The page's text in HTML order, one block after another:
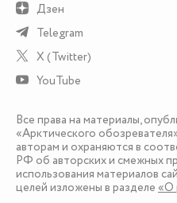
Дзен
Telegram
X (Twitter)
YouTube
Все права на материалы,
«Арктического
авторам и охраняются в
РФ об авторских и смежных
использования материалов
целей изложены в разделе «О